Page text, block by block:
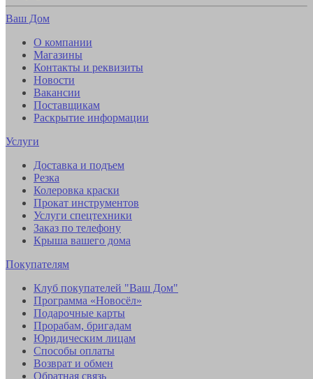
Ваш Дом
О компании
Магазины
Контакты и реквизиты
Новости
Вакансии
Поставщикам
Раскрытие информации
Услуги
Доставка и подъем
Резка
Колеровка краски
Прокат инструментов
Услуги спецтехники
Заказ по телефону
Крыша вашего дома
Покупателям
Клуб покупателей "Ваш Дом"
Программа «Новосёл»
Подарочные карты
Прорабам, бригадам
Юридическим лицам
Способы оплаты
Возврат и обмен
Обратная связь